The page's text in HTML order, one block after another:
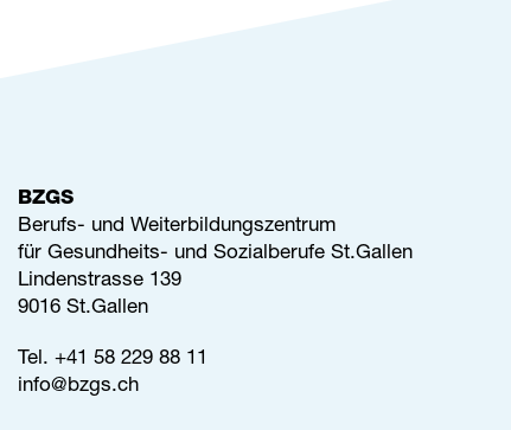
BZGS
Berufs- und Weiterbildungszentrum
für Gesundheits- und Sozialberufe St.Gallen
Lindenstrasse 139
9016 St.Gallen
Tel. +41 58 229 88 11
info@bzgs.ch